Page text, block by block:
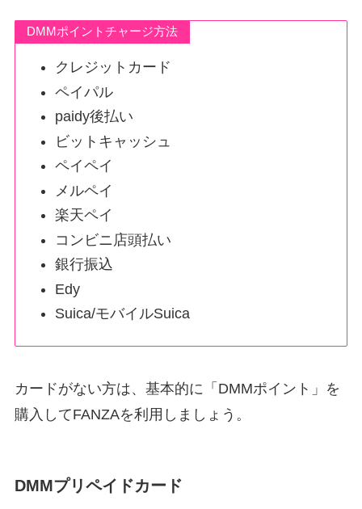
DMMポイントチャージ方法
クレジットカード
ペイパル
paidy後払い
ビットキャッシュ
ペイペイ
メルペイ
楽天ペイ
コンビニ店頭払い
銀行振込
Edy
Suica/モバイルSuica
カードがない方は、基本的に「DMMポイント」を
購入してFANZAを利用しましょう。
DMMプリペイドカード